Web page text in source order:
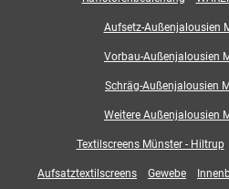
Aufsetz-Außenjalousien
Vorbau-Außenjalousien
Schräg-Außenjalousien
Weitere Außenjalousien
Textilscreens Münster - Hiltrup
Aufsatztextilscreens Gewebe